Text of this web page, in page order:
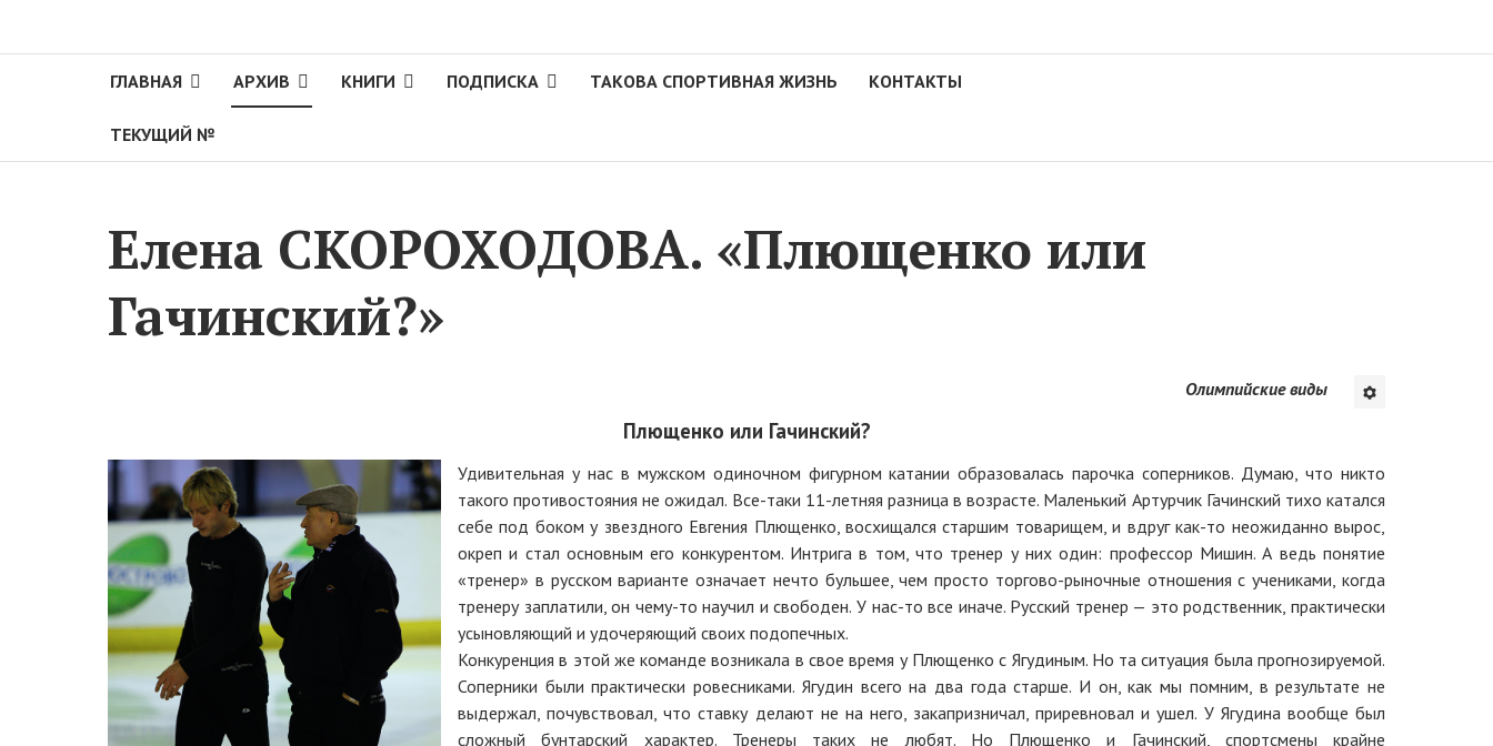
ГЛАВНАЯ АРХИВ КНИГИ ПОДПИСКА ТАКОВА СПОРТИВНАЯ ЖИЗНЬ КОНТАКТЫ
ТЕКУЩИЙ №
Елена СКОРОХОДОВА. «Плющенко или
Гачинский?»
Олимпийские виды
Плющенко или Гачинский?
Удивительная у нас в мужском одиночном фигурном катании образовалась парочка соперников. Думаю, что никто
такого противостояния не ожидал. Все-таки 11-летняя разница в возрасте. Маленький Артурчик Гачинский тихо катался
себе под боком у звездного Евгения Плющенко, восхищался старшим товарищем, и вдруг как-то неожиданно вырос,
окреп и стал основным его конкурентом. Интрига в том, что тренер у них один: профессор Мишин. А ведь понятие
«тренер» в русском варианте означает нечто бульшее, чем просто торгово-рыночные отношения с учениками, когда
тренеру заплатили, он чему-то научил и свободен. У нас-то все иначе. Русский тренер — это родственник, практически
усыновляющий и удочеряющий своих подопечных.
Конкуренция в этой же команде возникала в свое время у Плющенко с Ягудиным. Но та ситуация была прогнозируемой.
Соперники были практически ровесниками. Ягудин всего на два года старше. И он, как мы помним, в результате не
выдержал, почувствовал, что ставку делают не на него, закапризничал, приревновал и ушел. У Ягудина вообще был
сложный бунтарский характер. Тренеры таких не любят. Но Плющенко и Гачинский, спортсмены крайне